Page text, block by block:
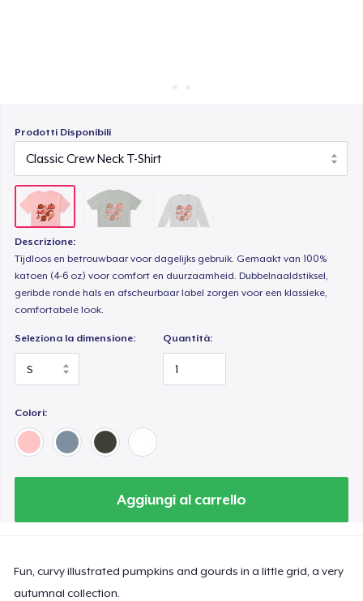
Prodotti Disponibili
Descrizione:
Tijdloos en betrouwbaar voor dagelijks gebruik. Gemaakt van 100%
katoen (4-6 oz) voor comfort en duurzaamheid. Dubbelnaaldstiksel,
geribde ronde hals en afscheurbaar label zorgen voor een klassieke,
comfortabele look.
Seleziona la dimensione: Quantità:
Colori:
Aggiungi al carrello
Fun, curvy illustrated pumpkins and gourds in a little grid, a very
autumnal collection.